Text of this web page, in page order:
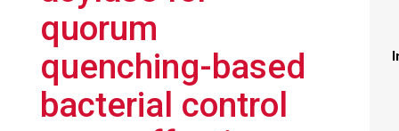
quorum
quenching-based
bacterial control